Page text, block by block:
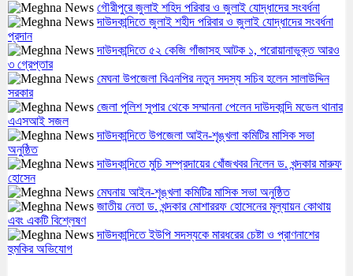
গৌরীপুরে জুলাই শহিদ পরিবার ও জুলাই যোদ্ধাদের সংবর্ধনা
দাউদকান্দিতে জুলাই শহীদ পরিবার ও জুলাই যোদ্ধাদের সংবর্ধনা
প্রদান
দাউদকান্দিতে ৫২ কেজি গাঁজাসহ আটক ১, পরোয়ানাভুক্ত আরও
৩ গ্রেপ্তার
মেঘনা উপজেলা বিএনপির নতুন সদস্য সচিব হলেন সালাউদ্দিন
সরকার
জেলা পুলিশ সুপার থেকে সম্মাননা পেলেন দাউদকান্দি মডেল থানার
এএসআই সজল
দাউদকান্দিতে উপজেলা আইন-শৃঙ্খলা কমিটির মাসিক সভা
অনুষ্ঠিত
দাউদকান্দিতে মুচি সম্প্রদায়ের খোঁজখবর নিলেন ড. খন্দকার মারুফ
হোসেন
মেঘনায় আইন-শৃঙ্খলা কমিটির মাসিক সভা অনুষ্ঠিত
জাতীয় নেতা ড. খন্দকার মোশাররফ হোসেনের মূল্যায়ন কোথায়
এবং একটি বিশ্লেষণ
দাউদকান্দিতে ইউপি সদস্যকে মারধরের চেষ্টা ও প্রাণনাশের
হুমকির অভিযোগ